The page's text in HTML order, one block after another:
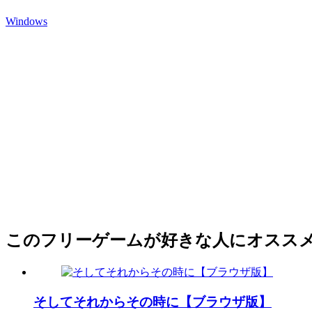
Windows
このフリーゲームが好きな人にオスス
そしてそれからその時に【ブラウザ版】